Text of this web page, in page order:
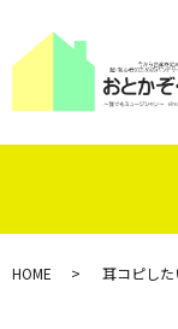
HOME 耳コピした